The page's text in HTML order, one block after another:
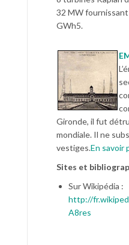
32 MW
GWh5.
Gironde, il fut
mondiale. Il ne
vestiges.En savoir
Sites et
Sur Wikipédia :
http://
A8res